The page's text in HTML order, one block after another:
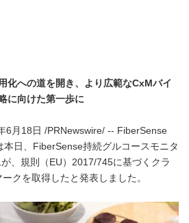
化への道を開き、より広範なCxMバイ
に向けた第一歩に
6月18日 /PRNewswire/ -- FiberSense
日、FiberSense持続グルコースモニタ
、規則（EU）2017/745に基づくクラ
クを取得したと発表しました。